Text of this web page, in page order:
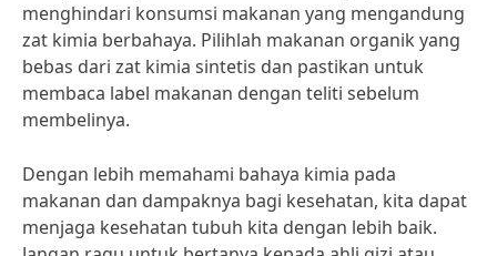
menghindari konsumsi makanan yang mengandung
zat kimia berbahaya. Pilihlah makanan organik yang
bebas dari zat kimia sintetis dan pastikan untuk
membaca label makanan dengan teliti sebelum
membelinya.
Dengan lebih memahami bahaya kimia pada
makanan dan dampaknya bagi kesehatan, kita dapat
menjaga kesehatan tubuh kita dengan lebih baik.